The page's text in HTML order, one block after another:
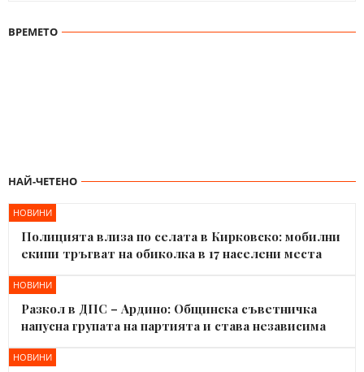
ВРЕМЕТО
НАЙ-ЧЕТЕНО
НОВИНИ
Полицията влиза по селата в Кирковско: мобилни
екипи тръгват на обиколка в 17 населени места
НОВИНИ
Разкол в ДПС – Ардино: Общинска съветничка
напусна групата на партията и става независима
НОВИНИ